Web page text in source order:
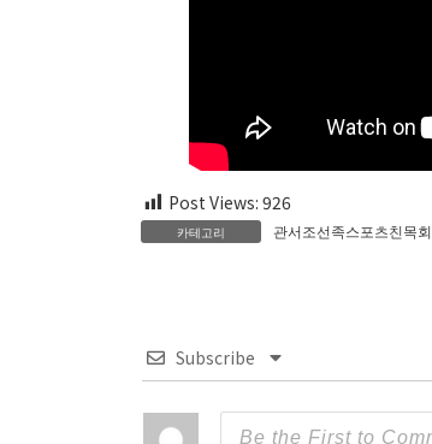
Post Views: 926
카테고리 관서조선족스포츠친목회
Subscribe